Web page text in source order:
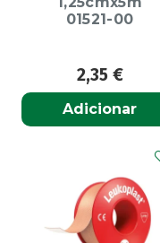
01521-00
2,35 €
Adicionar